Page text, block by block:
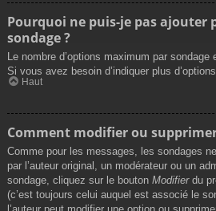
Pourquoi ne puis-je pas ajouter
sondage ?
Le nombre d’options maximum par sondage
Si vous avez besoin d’indiquer plus
Haut
Comment modifier ou
Comme pour les messages, les sondages
par l’auteur original, un modérateur ou un
sondage, cliquez sur le bouton Modifierdu
(c’est toujours celui auquel est associé le